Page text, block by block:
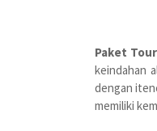
Paket
keindahan
dengan
memiliki